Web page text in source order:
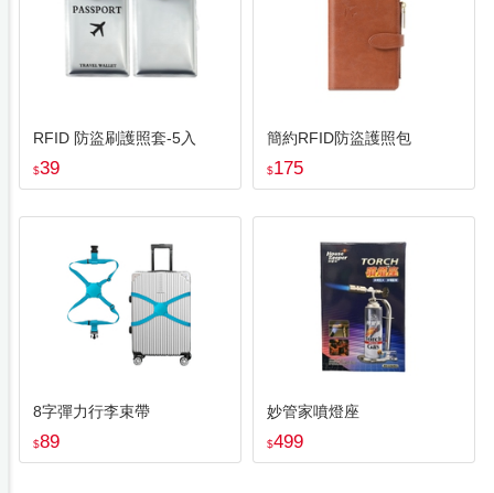
RFID 防盜刷護照套-5入
$39
簡約RFID防盜護照包
$175
8字彈力行李束帶
$89
妙管家噴燈座
$499